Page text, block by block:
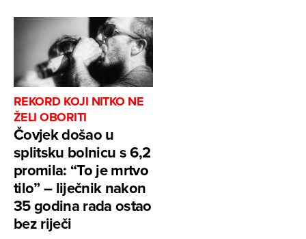
REKORD KOJI NITKO NE
ŽELI OBORITI
Čovjek došao u
splitsku bolnicu s 6,2
promila: “To je mrtvo
tilo” – liječnik nakon
35 godina rada ostao
bez riječi